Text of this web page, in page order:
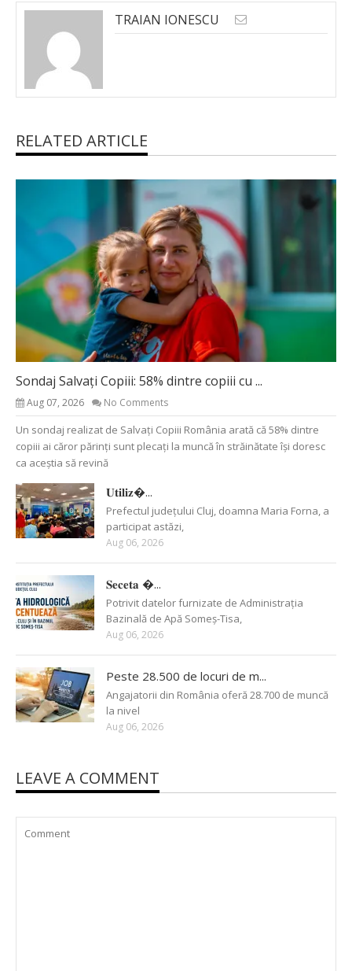
TRAIAN IONESCU
RELATED ARTICLE
Sondaj Salvați Copiii: 58% dintre copiii cu ...
Aug 07, 2026 No Comments
Un sondaj realizat de Salvați Copiii România arată că 58% dintre
copiii ai căror părinți sunt plecați la muncă în străinătate își doresc
ca aceștia să revină
𝐔𝐭𝐢𝐥𝐢𝐳�...
Prefectul județului Cluj, doamna Maria Forna, a
participat astăzi,
Aug 06, 2026
𝐒𝐞𝐜𝐞𝐭𝐚 �...
Potrivit datelor furnizate de Administrația
Bazinală de Apă Someș-Tisa,
Aug 06, 2026
Peste 28.500 de locuri de m...
Angajatorii din România oferă 28.700 de muncă
la nivel
Aug 06, 2026
LEAVE A COMMENT